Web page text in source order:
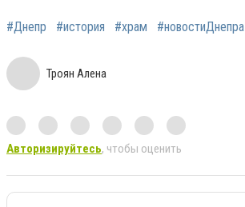
#Днепр #история #храм #новостиДнепра
Троян Алена
Авторизируйтесь, чтобы оценить